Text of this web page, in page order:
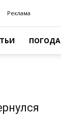
Реклама
ПОГОДА